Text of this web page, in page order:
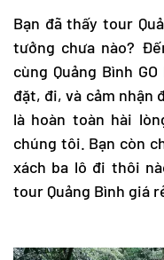
Bạn đã thấy tour
tưởng chưa nào?
cùng Quảng Bình
đặt, đi, và cảm nhận
là hoàn toàn hài
chúng tôi. Bạn còn
xách ba lô đi thôi
tour Quảng Bình giá